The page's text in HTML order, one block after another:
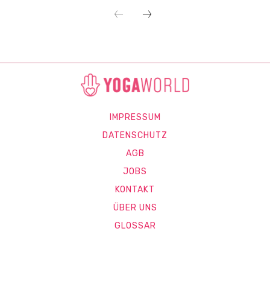
IMPRESSUM
DATENSCHUTZ
AGB
JOBS
KONTAKT
ÜBER UNS
GLOSSAR